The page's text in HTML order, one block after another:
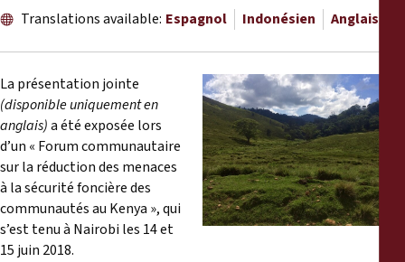
Qui nous sommes
Salle de presse
Nous soutenir
Publications et ressources
Publications et ressources
Actualités
Rapports
Communiqués de presse
Translations available: Espagnol Indonésien Anglais
La présentation jointe
(disponible uniquement en
anglais)a été exposée lors
d’un « Forum communautaire
sur la réduction des menaces
à la sécurité foncière des
communautés au Kenya », qui
s’est tenu à Nairobi les 14 et
15 juin 2018.